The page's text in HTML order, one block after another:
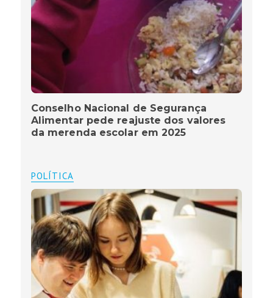
Conselho Nacional de Segurança
Alimentar pede reajuste dos valores
da merenda escolar em 2025
POLÍTICA